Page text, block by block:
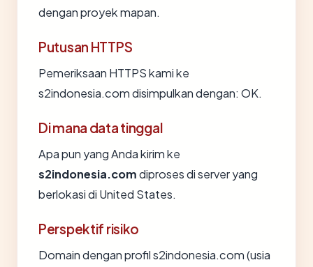
dengan proyek mapan.
Putusan HTTPS
Pemeriksaan HTTPS kami ke
s2indonesia.com disimpulkan dengan: OK.
Di mana data tinggal
Apa pun yang Anda kirim ke
s2indonesia.comdiproses di server yang
berlokasi di United States.
Perspektif risiko
Domain dengan profil s2indonesia.com (usia